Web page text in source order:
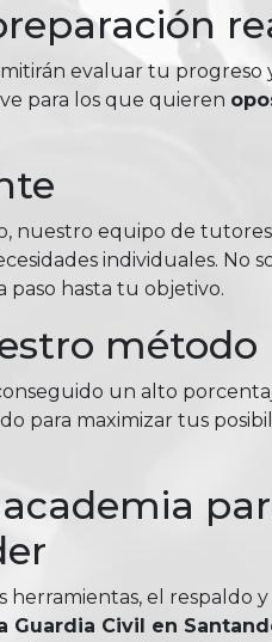
evaluar tu progreso
para los que quieren
nuestro equipo de
individuales. No
paso hasta tu objetivo.
método
un alto
para maximizar tus
herramientas, el respaldo
Guardia Civil en